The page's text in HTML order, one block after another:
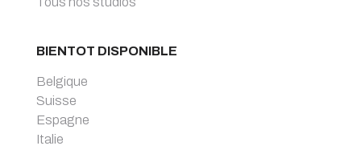
BIENTOT DISPONIBLE
Belgique
Suisse
Espagne
Italie